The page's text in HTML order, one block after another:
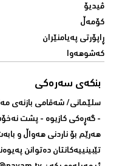
ڤیدیۆ
کۆمەڵ
ڕاپۆرتی پەیامنێران
کەشوهەوا
بنکەی سەرەکی
سلێمانی/ شه‌قامی بازنه‌ی
- گه‌ڕه‌کی کازیوه‌ - پشت
هه‌رێم بۆ ناردنی‌ هه‌واڵ و
تێبینییه‌كانتان ده‌توانن